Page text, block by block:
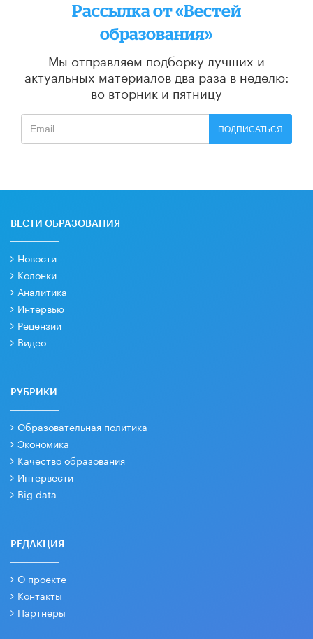
Рассылка от «Вестей
образования»
Мы отправляем подборку лучших и
актуальных материалов два раза в неделю:
во вторник и пятницу
ПОДПИСАТЬСЯ
ВЕСТИ ОБРАЗОВАНИЯ
Новости
Колонки
Аналитика
Интервью
Рецензии
Видео
РУБРИКИ
Образовательная политика
Экономика
Качество образования
Интервести
Big data
РЕДАКЦИЯ
О проекте
Контакты
Партнеры